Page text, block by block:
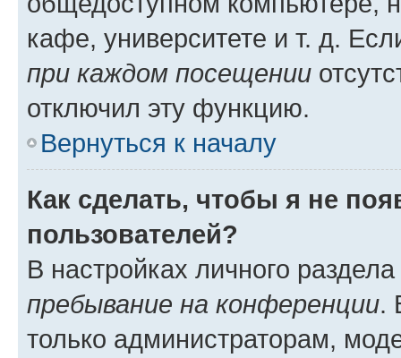
кафе, университете и т. д.
при каждом посещении
отключил эту функцию.
Вернуться к началу
Как сделать, чтобы я не
пользователей?
В настройках личного
пребывание на конференции.
только администраторам,